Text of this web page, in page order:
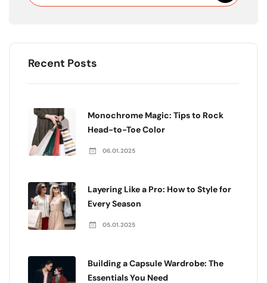
Recent Posts
Monochrome Magic: Tips to Rock
Head-to-Toe Color
06.01.2025
Layering Like a Pro: How to Style for
Every Season
05.01.2025
Building a Capsule Wardrobe: The
Essentials You Need